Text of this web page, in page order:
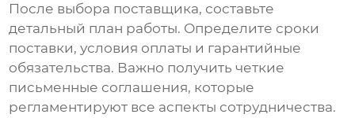
После выбора поставщика, составьте
детальный план работы. Определите сроки
поставки, условия оплаты и гарантийные
обязательства. Важно получить четкие
письменные соглашения, которые
регламентируют все аспекты сотрудничества.